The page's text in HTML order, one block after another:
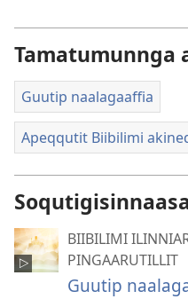
Tamatumunnga
Guutip naalagaaffia
Apeqqutit Biibilimi
BIIBILIMI
PINGAARUTILLIT
Guutip